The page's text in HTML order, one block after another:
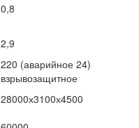
0,8
2,9
220 (аварийное 24)
взрывозащитное
28000х3100х4500